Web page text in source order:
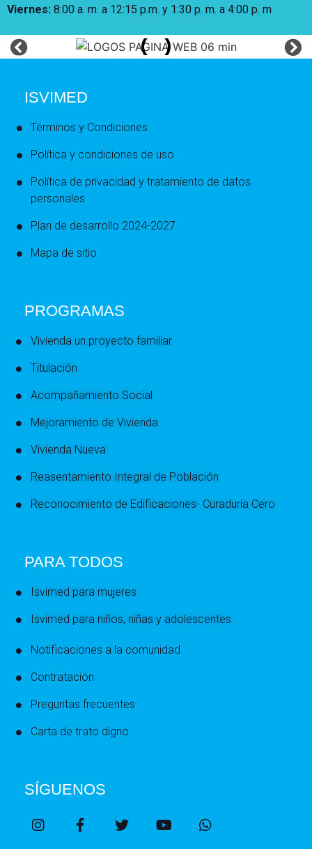
Viernes: 8:00 a. m. a 12:15 p.m. y 1:30 p. m. a 4:00 p. m
ISVIMED
Términos y Condiciones
Política y condiciones de uso
Política de privacidad y tratamiento de datos
personales
Plan de desarrollo 2024-2027
Mapa de sitio
PROGRAMAS
Vivienda un proyecto familiar
Titulación
Acompañamiento Social
Mejoramiento de Vivienda
Vivienda Nueva
Reasentamiento Integral de Población
Reconocimiento de Edificaciones- Curaduría Cero
PARA TODOS
Isvimed para mujeres
Isvimed para niños, niñas y adolescentes
Notificaciones a la comunidad
Contratación
Preguntas frecuentes
Carta de trato digno
SÍGUENOS